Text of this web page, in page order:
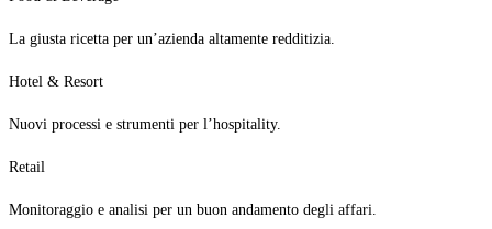
La giusta ricetta per un’azienda altamente redditizia.
Hotel & Resort
Nuovi processi e strumenti per l’hospitality.
Retail
Monitoraggio e analisi per un buon andamento degli affari.